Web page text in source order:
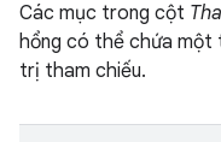
Các mục trong cột
hổng có thể chứa một
trị tham chiếu.